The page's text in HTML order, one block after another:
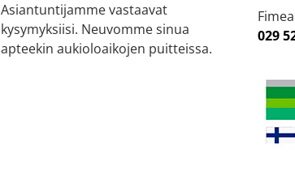
Asiantuntijamme vastaavat
kysymyksiisi. Neuvomme sinua
apteekin aukioloaikojen puitteissa.
029